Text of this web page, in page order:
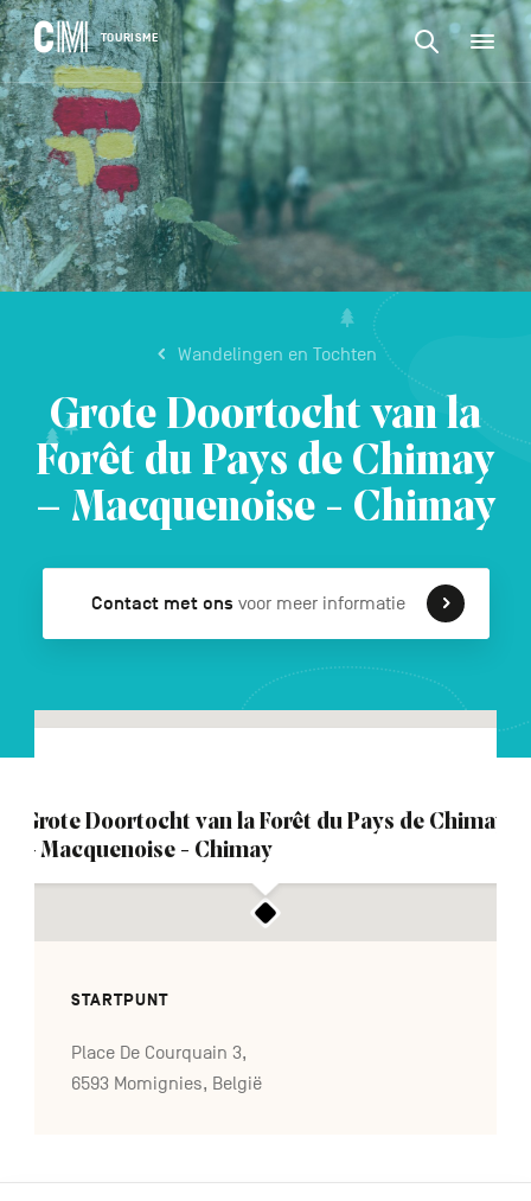
CONTENU
CM
Tourisme
NL
TOURISME
Navigation
principale
Zoeken
naar
een
activiteit,
...
Zoeken
naar
een
activiteit,
een
accommodatie,
...
BEVESTIGEN
Wandelingen en Tochten
Grote Doortocht van la
Forêt du Pays de Chimay
– Macquenoise - Chimay
Contact met ons voor meer informatie
Grote Doortocht van la Forêt du Pays de Chimay
– Macquenoise - Chimay
STARTPUNT
Place De Courquain 3,
6593 Momignies, België